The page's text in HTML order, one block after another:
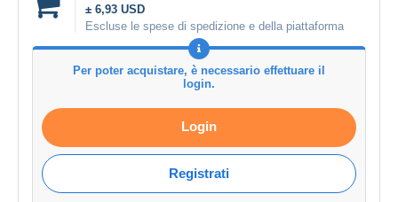
± 6,93 USD
Escluse le spese di spedizione e della piattaforma
Per poter acquistare, è necessario effettuare il
login.
Login
Registrati